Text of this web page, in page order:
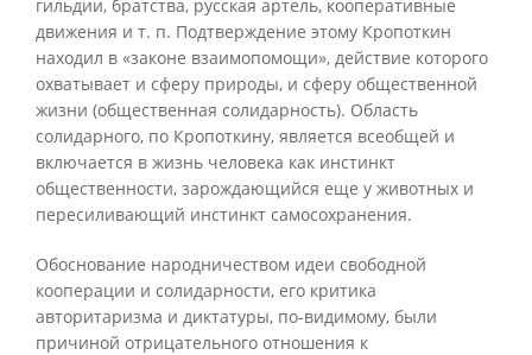
гильдии, братства, русская артель, кооперативные
движения и т. п. Подтверждение этому Кропоткин
находил в «законе взаимопомощи», действие которого
охватывает и сферу природы, и сферу общественной
жизни (общественная солидарность). Область
солидарного, по Кропоткину, является всеобщей и
включается в жизнь человека как инстинкт
общественности, зарождающийся еще у животных и
пересиливающий инстинкт самосохранения.
Обоснование народничеством идеи свободной
кооперации и солидарности, его критика
авторитаризма и диктатуры, по-видимому, были
причиной отрицательного отношения к